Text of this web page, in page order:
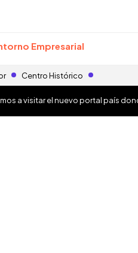
Empresarial
Centro Histórico
a visitar el nuevo portal país